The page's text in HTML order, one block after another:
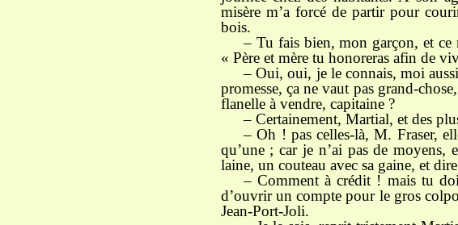
misère m’a forcé de partir pour
bois.
– Tu fais bien, mon garçon, et ce
« Père et mère tu honoreras afin de
– Oui, oui, je le connais, moi
promesse, ça ne vaut pas grand-
flanelle à vendre, capitaine ?
– Certainement, Martial, et des
– Oh ! pas celles-là, M. Fraser,
qu’une ; car je n’ai pas de moyens,
laine, un couteau avec sa gaine, et
– Comment à crédit ! mais tu
d’ouvrir un compte pour le gros
Jean-Port-Joli.